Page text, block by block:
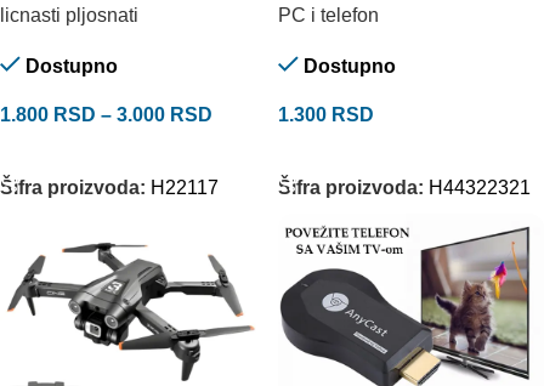
licnasti pljosnati
Dostupno
1.800 RSD – 3.000 RSD
Šifra proizvoda: H22117
PC i telefon
Dostupno
1.300 RSD
Šifra proizvoda: H44322321